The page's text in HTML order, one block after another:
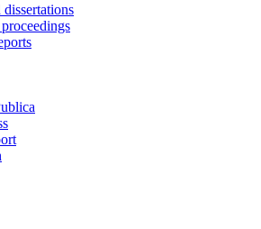
dissertations